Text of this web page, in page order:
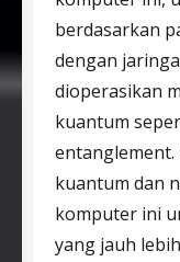
berdasarkan
dengan
dioperasikan
kuantum
kuantum dan
komputer ini
yang jauh